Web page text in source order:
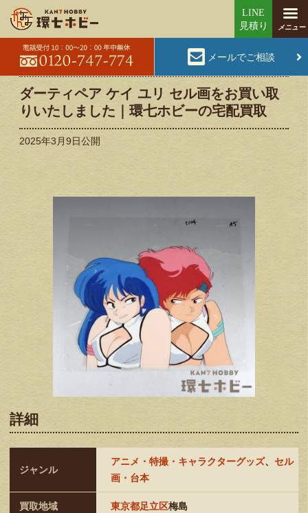
メールでご相談
ダーティペア ケイ ユリ セル画をお買い取
りいたしました｜環七ホビーの宅配買取
2025年3月9日公開
詳細
ジャンル
アニメ・特撮・キャラクターグッズ、 セル
画・台本
買取地域 東京都足立区梅島